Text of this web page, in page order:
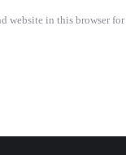
website in this browser